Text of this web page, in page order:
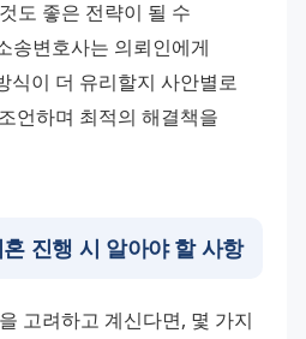
도 좋은 전략이 될 수
송변호사는 의뢰인에게
식이 더 유리할지 사안별로
언하며 최적의 해결책을
진행 시 알아야 할 사항
고려하고 계신다면, 몇 가지